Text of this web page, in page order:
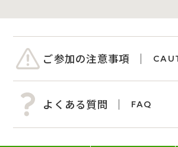
ご参加の注意事項
よくある質問 FAQ